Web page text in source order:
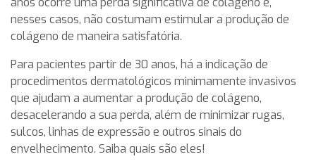
nesses casos, não costumam estimular a produção de
colágeno de maneira satisfatória.
Para pacientes partir de 30 anos, há a indicação de
procedimentos dermatológicos minimamente invasivos
que ajudam a aumentar a produção de colágeno,
desacelerando a sua perda, além de minimizar rugas,
sulcos, linhas de expressão e outros sinais do
envelhecimento. Saiba quais são eles!